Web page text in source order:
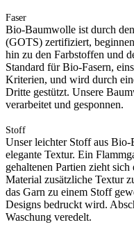
Faser
Bio-Baumwolle ist durch
(GOTS) zertifiziert,
hin zu den Farbstoffen und
Standard für Bio-Fasern,
Kriterien, und wird durch
Dritte gestützt. Unsere
verarbeitet und gesponnen.
Stoff
Unser leichter Stoff aus
elegante Textur. Ein
gehaltenen Partien zieht
Material zusätzliche Textur
das Garn zu einem Stoff
Designs bedruckt wird.
Waschung veredelt.